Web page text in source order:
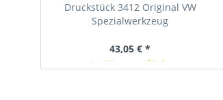
Druckstück 3412 Original VW
Spezialwerkzeug
43,05 € *
In Kürze verfügbar